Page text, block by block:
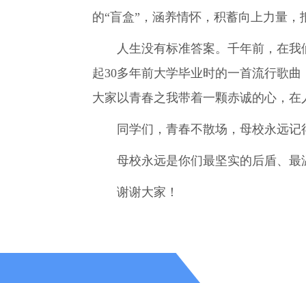
的“盲盒”，涵养情怀，积蓄向上力量
人生没有标准答案。千年前，在我
起30多年前大学毕业时的一首流行歌
大家以青春之我带着一颗赤诚的心，
同学们，青春不散场，母校永远记
母校永远是你们最坚实的后盾、最
谢谢大家！